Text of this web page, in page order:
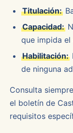
Titulación:
Capacidad:
que impida el
Habilitación:
de ninguna
Consulta
el boletín de
requisitos